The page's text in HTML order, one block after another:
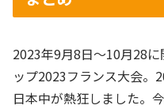
2023年9月8日～10月28
ップ2023フランス大会。
日本中が熱狂しました。